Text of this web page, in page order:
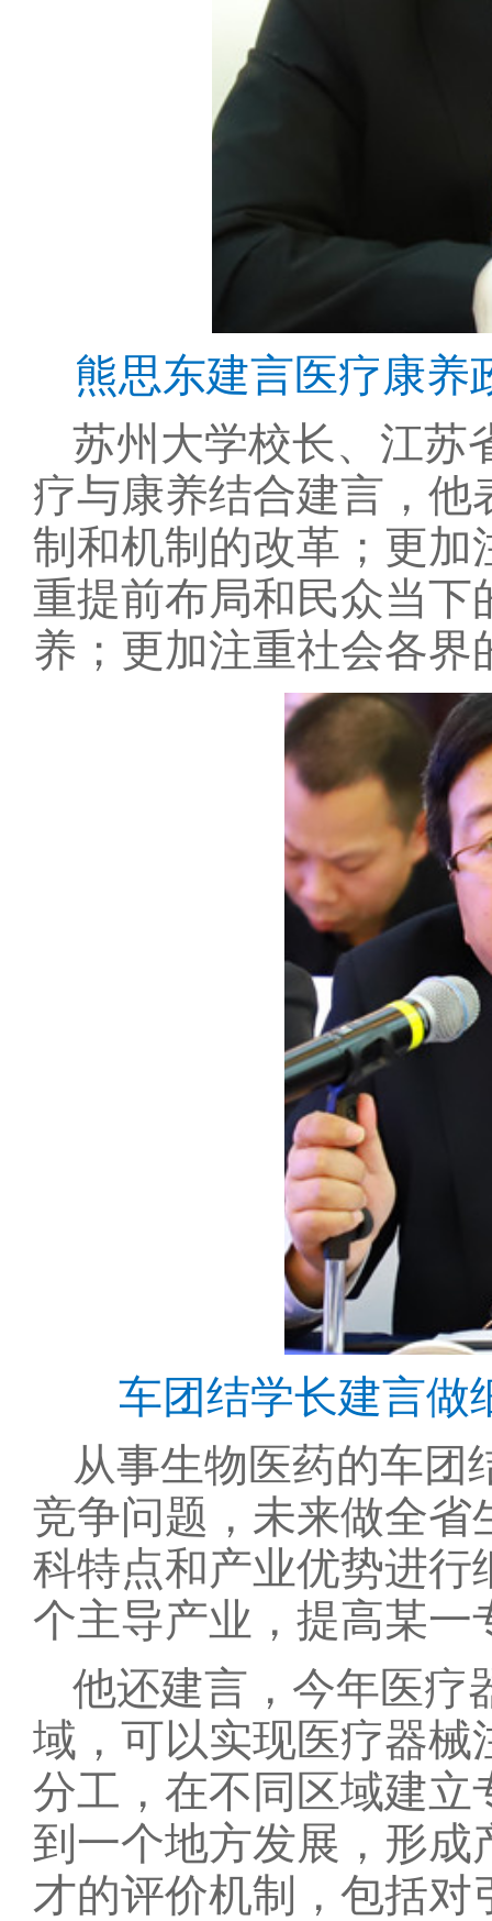
熊思东建言医疗康养
苏州大学校长、江苏
疗与康养结合建言，
制和机制的改革；更加
重提前布局和民众当
养；更加注重社会各界
车团结学长建言做
从事生物医药的车团
竞争问题，未来做全省
科特点和产业优势进行
个主导产业，提高某一
他还建言，今年医疗
域，可以实现医疗器械
分工，在不同区域建立
到一个地方发展，形
才的评价机制，包括对